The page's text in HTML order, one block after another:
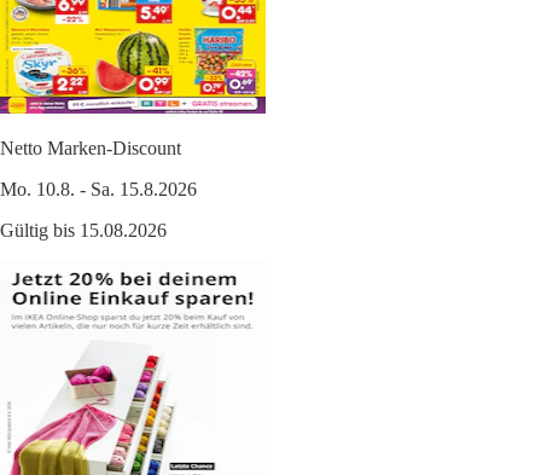
Netto Marken-Discount
Mo. 10.8. - Sa. 15.8.2026
Gültig bis 15.08.2026